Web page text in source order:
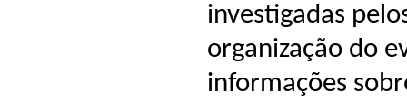
investigadas
organização do
informações